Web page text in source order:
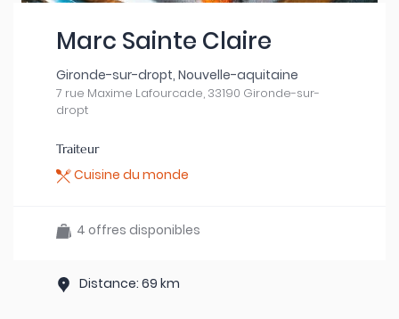
Marc Sainte Claire
Gironde-sur-dropt, Nouvelle-aquitaine
7 rue Maxime Lafourcade, 33190 Gironde-sur-
dropt
Traiteur
Cuisine du monde
4 offres disponibles
Distance: 69 km